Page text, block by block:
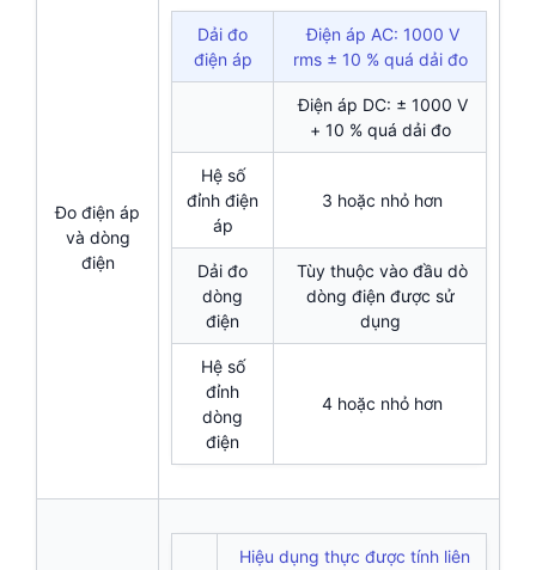
Đo điện áp
và dòng
điện
Dải đo
điện áp
Điện áp AC: 1000 V
rms ± 10 % quá dải đo
Điện áp DC: ± 1000 V
+ 10 % quá dải đo
Hệ số
đỉnh điện
áp
3 hoặc nhỏ hơn
Dải đo
dòng
điện
Tùy thuộc vào đầu dò
dòng điện được sử
dụng
Hệ số
đỉnh
dòng
điện
4 hoặc nhỏ hơn
Hiệu dụng thực được tính liên